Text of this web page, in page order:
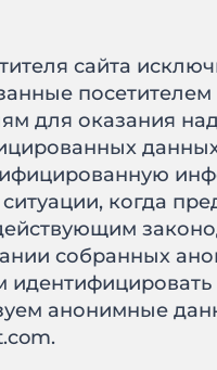
сайта
для оказания
когда
собранных
анонимные